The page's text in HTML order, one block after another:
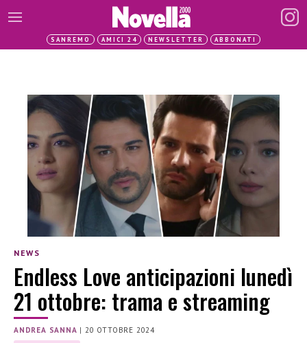
SANREMO AMICI 24 NEWSLETTER ABBONATI
NEWS
Endless Love anticipazioni lunedì
21 ottobre: trama e streaming
ANDREA SANNA |20 OTTOBRE 2024